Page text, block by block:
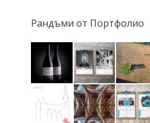
Рандъми от Портфолио